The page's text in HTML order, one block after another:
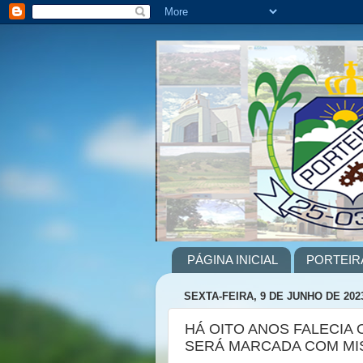
PÁGINA INICIAL
SEXTA-FEIRA, 9 DE JUNHO DE
HÁ OITO ANOS FALECIA
SERÁ MARCADA COM